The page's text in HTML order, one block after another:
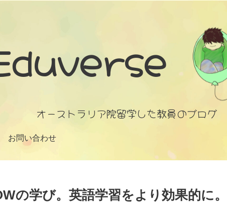
オーストラリア院留学した教員のブログ
お問い合わせ
の学び。英語学習をより効果的に。